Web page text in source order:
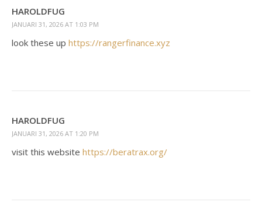
HAROLDFUG
JANUARI 31, 2026 AT 1:03 PM
look these up https://rangerfinance.xyz
HAROLDFUG
JANUARI 31, 2026 AT 1:20 PM
visit this website https://beratrax.org/